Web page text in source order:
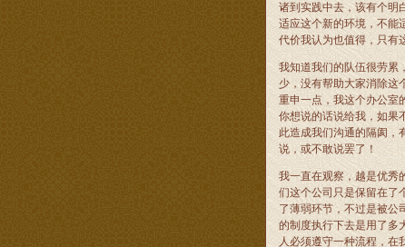
诸到实践中去，该有个明
适应这个新的环境，不能
代价我认为也值得，只有
我知道我们的队伍很劳累
少，没有帮助大家消除这
重申一点，我这个办公室
你想说的话说给我，如果
此造成我们沟通的隔阂，
说，或不敢说罢了！
我一直在观察，越是优秀
们这个公司只是保留在了
了薄弱环节，不过是被公
的制度执行下去是用了多
人必须遵守一种流程，在